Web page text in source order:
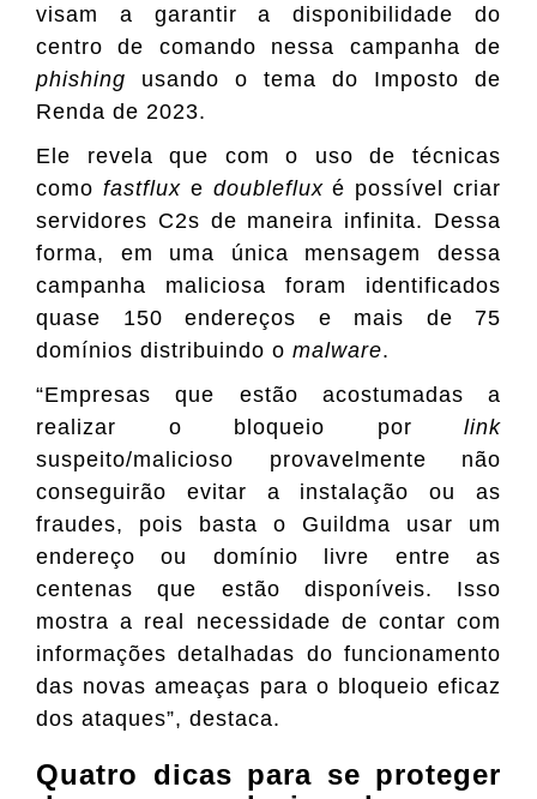
visam a garantir a disponibilidade do
centro de comando nessa campanha de
phishing usando o tema do Imposto de
Renda de 2023.
Ele revela que com o uso de técnicas
como fastfluxe doublefluxé possível criar
servidores C2s de maneira infinita. Dessa
forma, em uma única mensagem dessa
campanha maliciosa foram identificados
quase 150 endereços e mais de 75
domínios distribuindo o malware.
“Empresas que estão acostumadas a
realizar o bloqueio por link
suspeito/malicioso provavelmente não
conseguirão evitar a instalação ou as
fraudes, pois basta o Guildma usar um
endereço ou domínio livre entre as
centenas que estão disponíveis. Isso
mostra a real necessidade de contar com
informações detalhadas do funcionamento
das novas ameaças para o bloqueio eficaz
dos ataques”, destaca.
Quatro dicas para se proteger